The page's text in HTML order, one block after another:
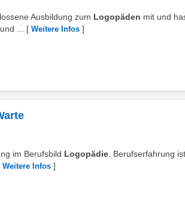
Ausbildung zum Logopäden mit und
...
[ Weitere Infos ]
im Berufsbild Logopädie . Berufserfahrung ist
Weitere Infos ]